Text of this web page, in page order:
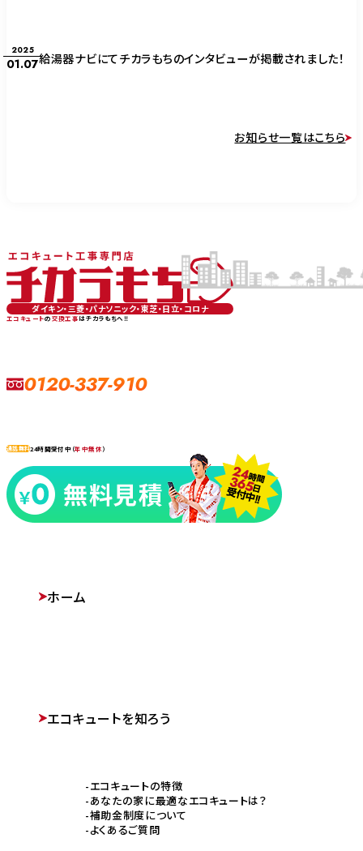
2025
01.07給湯器ナビにてチカラもちのインタビューが掲載されました！
お知らせ一覧はこちら
ダイキン・三菱・パナソニック・東芝・日立・コロナ
エコキュートの交換工事はチカラもちへ‼
0120-337-910
通話無料24時間受付中（年中無休）
ホーム
エコキュートを知ろう
エコキュートの特徴
あなたの家に最適なエコキュートは？
補助金制度について
よくあるご質問